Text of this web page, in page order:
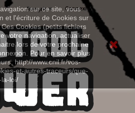
sur ce site, vous
et l'écriture de Cookies sur
Cookies (petits fichiers
votre navigation, actualiser
lors de votre prochaine
Pour en savoir plus
http://www.cnil.fr/vos-
et-autres-traceurs/que-
la-loi/
Connexion
Français